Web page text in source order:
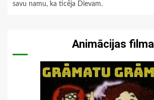
savu namu, ka ticēja Dievam.
Animācijas filma